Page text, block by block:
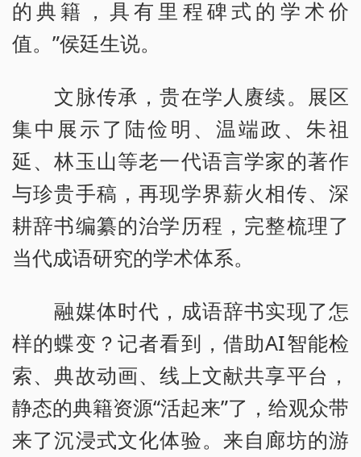
的典籍，具有里程碑式的学术价
值。”侯廷生说。
文脉传承，贵在学人赓续。展区
集中展示了陆俭明、温端政、朱祖
延、林玉山等老一代语言学家的著作
与珍贵手稿，再现学界薪火相传、深
耕辞书编纂的治学历程，完整梳理了
当代成语研究的学术体系。
融媒体时代，成语辞书实现了怎
样的蝶变？记者看到，借助AI智能检
索、典故动画、线上文献共享平台，
静态的典籍资源“活起来”了，给观众带
来了沉浸式文化体验。来自廊坊的游